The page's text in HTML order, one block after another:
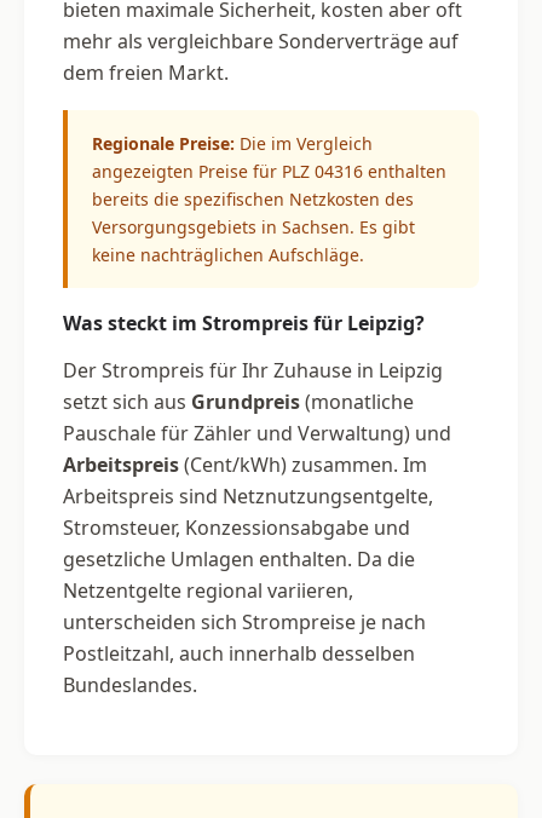
bieten maximale Sicherheit, kosten aber oft
mehr als vergleichbare Sonderverträge auf
dem freien Markt.
Regionale Preise: Die im Vergleich
angezeigten Preise für PLZ 04316 enthalten
bereits die spezifischen Netzkosten des
Versorgungsgebiets in Sachsen. Es gibt
keine nachträglichen Aufschläge.
Was steckt im Strompreis für Leipzig?
Der Strompreis für Ihr Zuhause in Leipzig
setzt sich aus Grundpreis(monatliche
Pauschale für Zähler und Verwaltung) und
Arbeitspreis(Cent/kWh) zusammen. Im
Arbeitspreis sind Netznutzungsentgelte,
Stromsteuer, Konzessionsabgabe und
gesetzliche Umlagen enthalten. Da die
Netzentgelte regional variieren,
unterscheiden sich Strompreise je nach
Postleitzahl, auch innerhalb desselben
Bundeslandes.